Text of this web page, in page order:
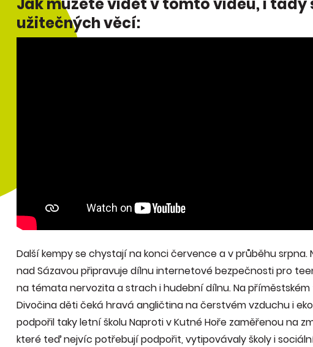
užitečných věcí:
Další kempy se chystají na konci července a v průběhu
nad Sázavou připravuje dílnu internetové bezpečnosti pro
na témata nervozita a strach i hudební dílnu. Na
Divočina děti čeká hravá angličtina na čerstvém vzduchu i
podpořil taky letní školu Naproti v Kutné Hoře zaměřenou na
které teď nejvíc potřebují podpořit, vytipovávaly školy i